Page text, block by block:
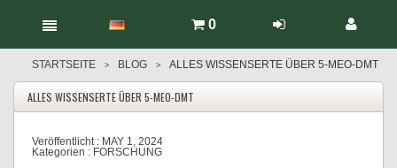
0
STARTSEITE > BLOG > ALLES WISSENSERTE ÜBER 5-MEO-DMT
ALLES WISSENSERTE ÜBER 5-MEO-DMT
Veröffentlicht : MAY 1, 2024
Kategorien : FORSCHUNG